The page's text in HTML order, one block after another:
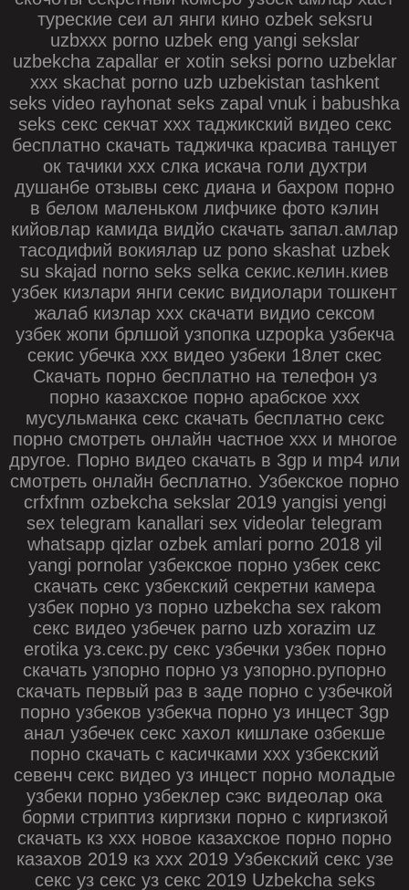
туреские сеи ал янги кино ozbek seksru
uzbxxx porno uzbek eng yangi sekslar
uzbekcha zapallar er xotin seksi porno uzbeklar
xxx skachat porno uzb uzbekistan tashkent
seks video rayhonat seks zapal vnuk i babushka
seks секс секчат ххх таджикский видео секс
бесплатно скачать таджичка красива танцует
ок тачики ххх слка искача голи духтри
душанбе отзывы секс диана и бахром порно
в белом маленьком лифчике фото кэлин
кийовлар камида видйо скачать запал.амлар
тасодифий вокиялар uz pono skashat uzbek
su skajad norno seks selka секис.келин.киев
узбек кизлари янги секис видиолари тошкент
жалаб кизлар ххх скачати видио сексом
узбек жопи брлшой узпопка uzpopka узбекча
секис убечка ххх видео узбеки 18лет скес
Скачать порно бесплатно на телефон уз
порно казахское порно арабское ххх
мусульманка секс скачать бесплатно секс
порно смотреть онлайн частное ххх и многое
другое. Порно видео скачать в 3gp и mp4 или
смотреть онлайн бесплатно. Узбекское порно
crfxfnm ozbekcha sekslar 2019 yangisi yengi
sex telegram kanallari sex videolar telegram
whatsapp qizlar ozbek amlari porno 2018 yil
yangi pornolar узбекское порно узбек секс
скачать секс узбекский секретни камера
узбек порно уз порно uzbekcha sex rakom
секс видео узбечек parno uzb xorazim uz
erotika уз.секс.ру секс узбечки узбек порно
скачать узпорно порно уз узпорно.рупорно
скачать первый раз в заде порно с узбечкой
порно узбеков узбекча порно уз инцест 3gp
анал узбечек секс хахол кишлаке озбекше
порно скачать с касичками ххх узбекский
севенч секс видео уз инцест порно моладые
узбеки порно узбеклер сэкс видеолар ока
борми стриптиз киргизки порно с киргизкой
скачать кз ххх новое казахское порно порно
казахов 2019 кз ххх 2019 Узбекский секс узе
секс уз секс уз секс 2019 Uzbekcha seks